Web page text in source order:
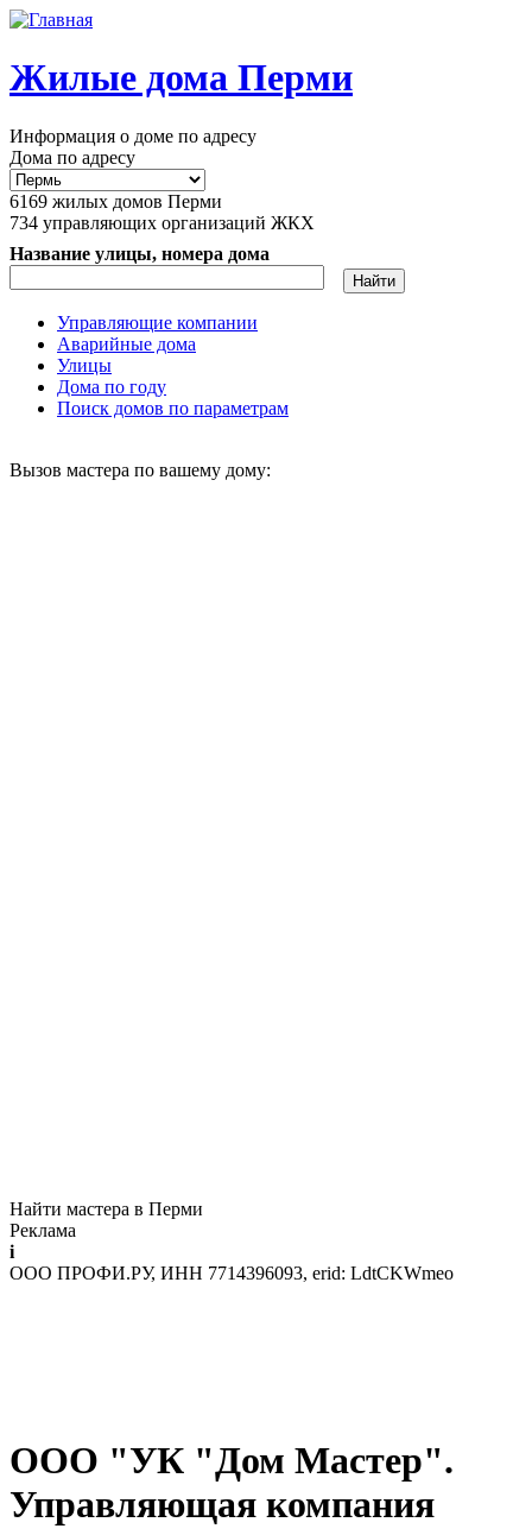
Перейти к основному содержанию
Жилые дома Перми
Информация о доме по адресу
Дома по адресу
6169 жилых домов Перми
734 управляющих организаций ЖКХ
Название улицы, номера дома
Главное меню
Управляющие компании
Аварийные дома
Улицы
Дома по году
Поиск домов по параметрам
Вызов мастера по вашему дому:
Найти мастера в Перми
Реклама
i
ООО ПРОФИ.РУ, ИНН 7714396093, erid: LdtCKWmeo
ООО "УК "Дом Мастер".
Управляющая компания